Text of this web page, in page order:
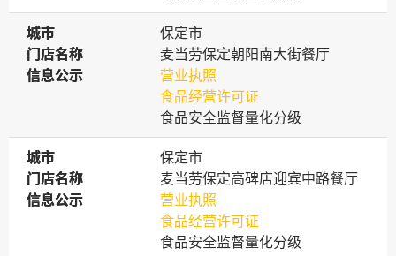
城市
城市
保定市
门店名称
门店名称
麦当劳保定朝阳南大街餐厅
信息公示
信息公示
营业执照
食品经营许可证
食品安全监督量化分级
城市
城市
保定市
门店名称
门店名称
麦当劳保定高碑店迎宾中路餐厅
信息公示
信息公示
营业执照
食品经营许可证
食品安全监督量化分级